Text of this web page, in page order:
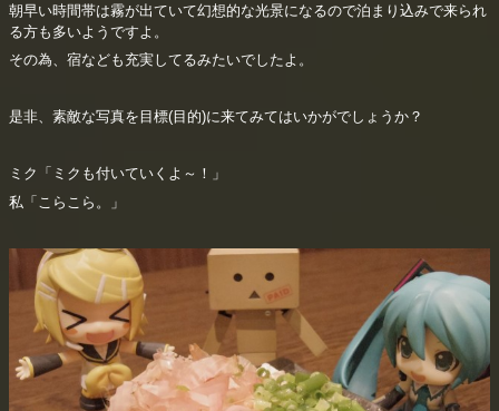
朝早い時間帯は霧が出ていて幻想的な光景になるので泊まり込みで来られ
る方も多いようですよ。
その為、宿なども充実してるみたいでしたよ。
是非、素敵な写真を目標(目的)に来てみてはいかがでしょうか？
ミク「ミクも付いていくよ～！」
私「こらこら。」